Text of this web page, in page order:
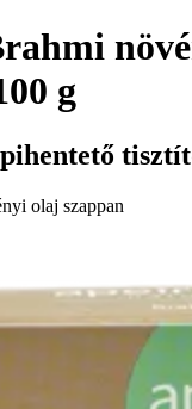
g
olaj szappan